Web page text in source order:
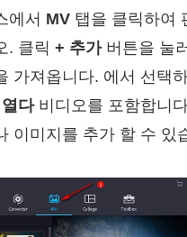
에서 MV 탭을 클릭하여
. 클릭 + 추가버튼을 눌
가져옵니다. 에서 선택
열다비디오를 포함합니
이미지를 추가 할 수 있